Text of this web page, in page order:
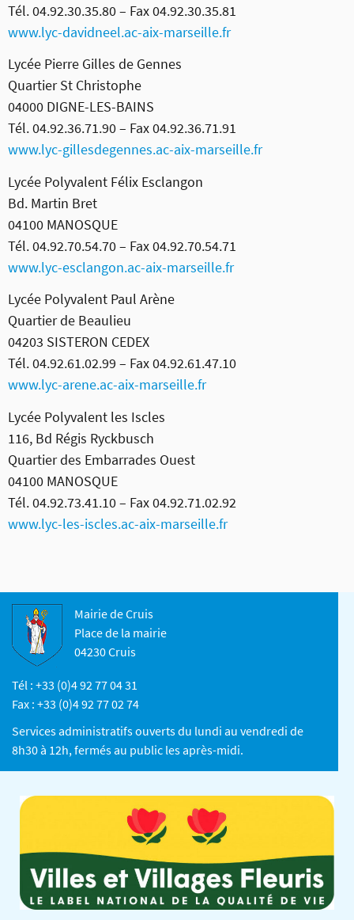
Tél. 04.92.30.35.80 – Fax 04.92.30.35.81
www.lyc-davidneel.ac-aix-marseille.fr
Lycée Pierre Gilles de Gennes
Quartier St Christophe
04000 DIGNE-LES-BAINS
Tél. 04.92.36.71.90 – Fax 04.92.36.71.91
www.lyc-gillesdegennes.ac-aix-marseille.fr
Lycée Polyvalent Félix Esclangon
Bd. Martin Bret
04100 MANOSQUE
Tél. 04.92.70.54.70 – Fax 04.92.70.54.71
www.lyc-esclangon.ac-aix-marseille.fr
Lycée Polyvalent Paul Arène
Quartier de Beaulieu
04203 SISTERON CEDEX
Tél. 04.92.61.02.99 – Fax 04.92.61.47.10
www.lyc-arene.ac-aix-marseille.fr
Lycée Polyvalent les Iscles
116, Bd Régis Ryckbusch
Quartier des Embarrades Ouest
04100 MANOSQUE
Tél. 04.92.73.41.10 – Fax 04.92.71.02.92
www.lyc-les-iscles.ac-aix-marseille.fr
Mairie de Cruis
Place de la mairie
04230 Cruis
Tél : +33 (0)4 92 77 04 31
Fax : +33 (0)4 92 77 02 74
Services administratifs ouverts du lundi au vendredi de
8h30 à 12h, fermés au public les après-midi.